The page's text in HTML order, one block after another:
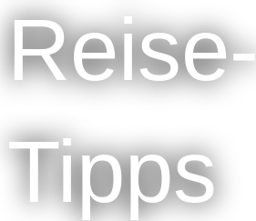
Reise-
Tipps